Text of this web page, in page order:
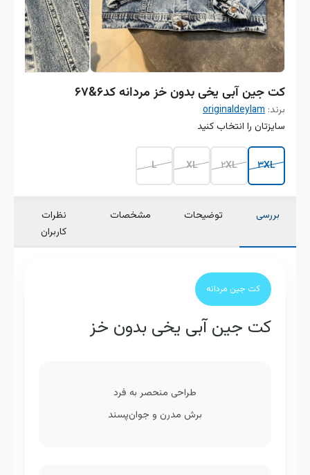
کت جین آبی یخی بدون خز مردانه کد۶&۶۷
برند: originaldeylam
سایزتان را انتخاب کنید
3XL
2XL
XL
L
بررسی توضیحات مشخصات
نظرات
کاربران
کت جین مردانه
کت جین آبی یخی بدون خز
طراحی منحصر به فرد
برش مدرن و جوان‌پسند